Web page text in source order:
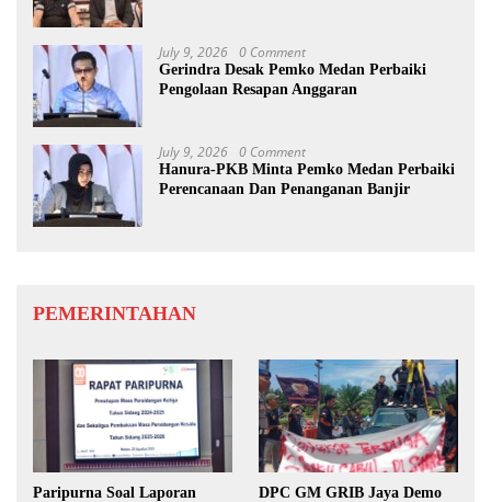
July 9, 2026 0 Comment
Gerindra Desak Pemko Medan Perbaiki
Pengolaan Resapan Anggaran
July 9, 2026 0 Comment
Hanura-PKB Minta Pemko Medan Perbaiki
Perencanaan Dan Penanganan Banjir
PEMERINTAHAN
Paripurna Soal Laporan
DPC GM GRIB Jaya Demo